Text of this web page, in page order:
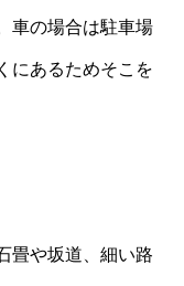
車の場合は駐車場
にあるためそこを
畳や坂道、細い路